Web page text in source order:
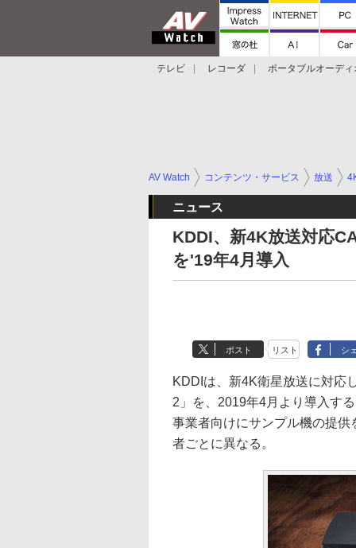
テレビ レコーダ
ポータブルオーディ
AV Watch コンテンツ・サービス 放送
ニュース
KDDI、新4K放送対応
を'19年4月導入
ポスト リスト シ
KDDIは、新4K衛星放送に対応
2」を、2019年4月より導入す
事業者向けにサンプル機の提
者ごとに異なる。